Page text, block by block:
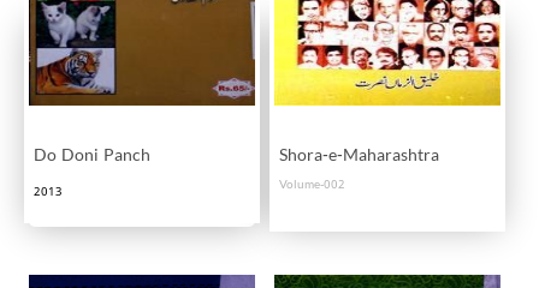
Do Doni Panch
2013
Shora-e-Maharashtra
Volume-002